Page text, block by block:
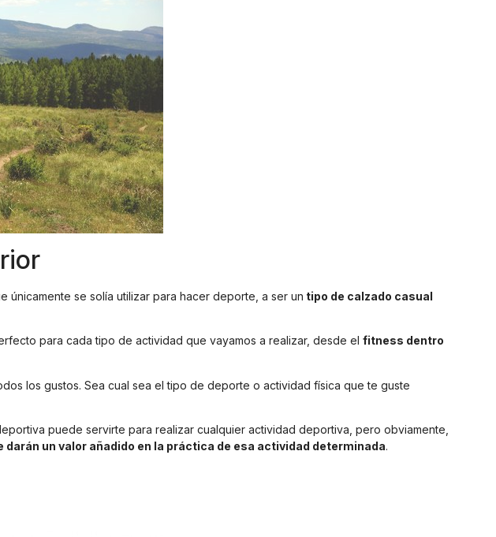
únicamente se solía utilizar para hacer deporte, a ser un tipo de calzado casual
para cada tipo de actividad que vayamos a realizar, desde el fitness dentro
los gustos. Sea cual sea el tipo de deporte o actividad física que te guste
puede servirte para realizar cualquier actividad deportiva, pero obviamente,
un valor añadido en la práctica de esa actividad determinada.